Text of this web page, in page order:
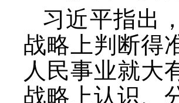
习近平指出
战略上判断得
人民事业就大
战略上认识、